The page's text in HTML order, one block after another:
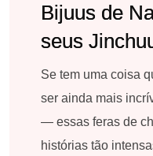
Bijuus de
seus
Se tem uma coisa
ser ainda mais
— essas feras de
histórias tão